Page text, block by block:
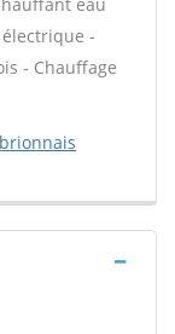
-
- Chauffage